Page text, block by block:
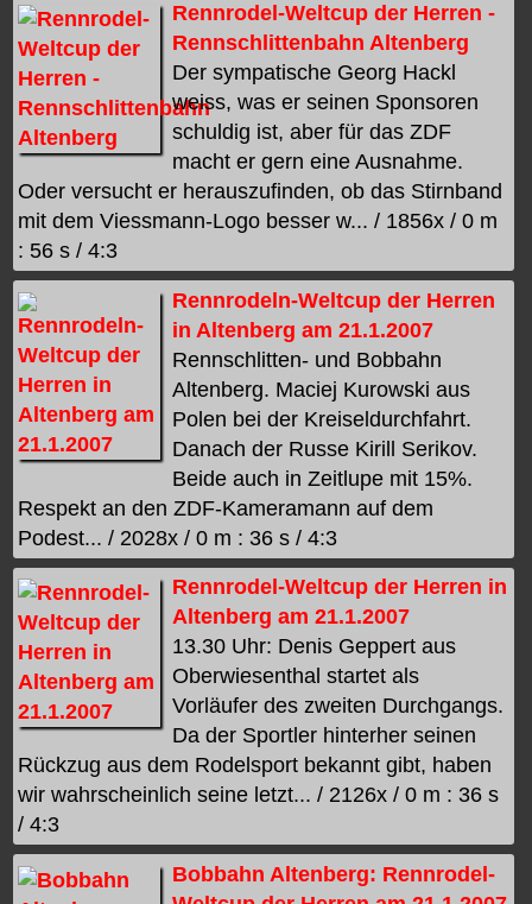
Rennrodel-Weltcup der Herren -
Rennschlittenbahn Altenberg
Der sympatische Georg Hackl
weiss, was er seinen Sponsoren
schuldig ist, aber für das ZDF
macht er gern eine Ausnahme.
Oder versucht er herauszufinden, ob das Stirnband
mit dem Viessmann-Logo besser w... / 1856x / 0 m
: 56 s / 4:3
Rennrodeln-Weltcup der Herren
in Altenberg am 21.1.2007
Rennschlitten- und Bobbahn
Altenberg. Maciej Kurowski aus
Polen bei der Kreiseldurchfahrt.
Danach der Russe Kirill Serikov.
Beide auch in Zeitlupe mit 15%.
Respekt an den ZDF-Kameramann auf dem
Podest... / 2028x / 0 m : 36 s / 4:3
Rennrodel-Weltcup der Herren in
Altenberg am 21.1.2007
13.30 Uhr: Denis Geppert aus
Oberwiesenthal startet als
Vorläufer des zweiten Durchgangs.
Da der Sportler hinterher seinen
Rückzug aus dem Rodelsport bekannt gibt, haben
wir wahrscheinlich seine letzt... / 2126x / 0 m : 36 s
/ 4:3
Bobbahn Altenberg: Rennrodel-